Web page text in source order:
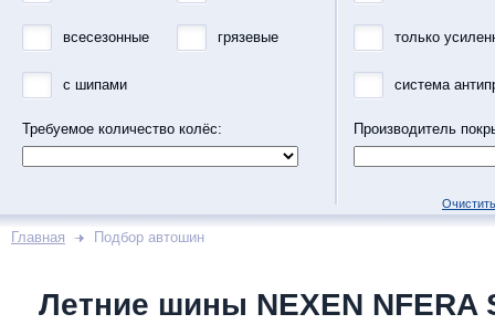
всесезонные грязевые
с шипами
Требуемое количество колёс:
только
система
Производитель
Главная Подбор автошин
Летние шины NEXEN NFERA